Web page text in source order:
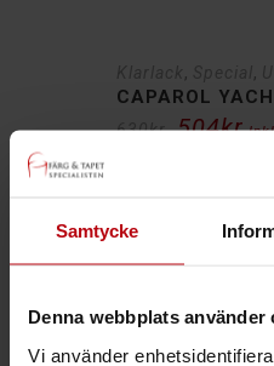
Samtycke
Denna webbplats använder
Vi använder
, ,
CAPAROL
630kr Det
504krDet
30%